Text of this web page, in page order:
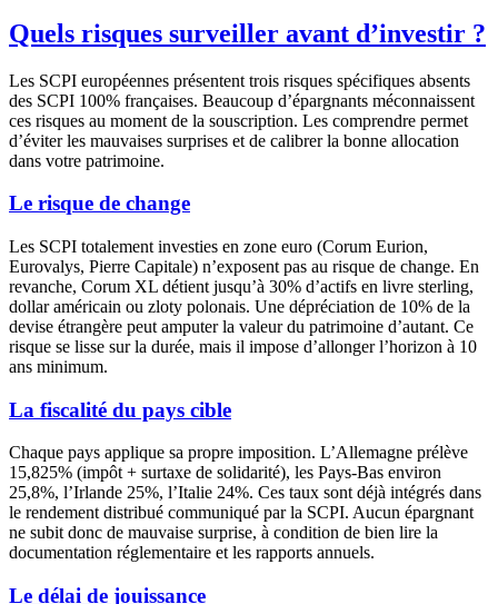
Quels risques surveiller avant d’investir ?
Les SCPI européennes présentent trois risques spécifiques absents
des SCPI 100% françaises. Beaucoup d’épargnants méconnaissent
ces risques au moment de la souscription. Les comprendre permet
d’éviter les mauvaises surprises et de calibrer la bonne allocation
dans votre patrimoine.
Le risque de change
Les SCPI totalement investies en zone euro (Corum Eurion,
Eurovalys, Pierre Capitale) n’exposent pas au risque de change. En
revanche, Corum XL détient jusqu’à 30% d’actifs en livre sterling,
dollar américain ou zloty polonais. Une dépréciation de 10% de la
devise étrangère peut amputer la valeur du patrimoine d’autant. Ce
risque se lisse sur la durée, mais il impose d’allonger l’horizon à 10
ans minimum.
La fiscalité du pays cible
Chaque pays applique sa propre imposition. L’Allemagne prélève
15,825% (impôt + surtaxe de solidarité), les Pays-Bas environ
25,8%, l’Irlande 25%, l’Italie 24%. Ces taux sont déjà intégrés dans
le rendement distribué communiqué par la SCPI. Aucun épargnant
ne subit donc de mauvaise surprise, à condition de bien lire la
documentation réglementaire et les rapports annuels.
Le délai de jouissance